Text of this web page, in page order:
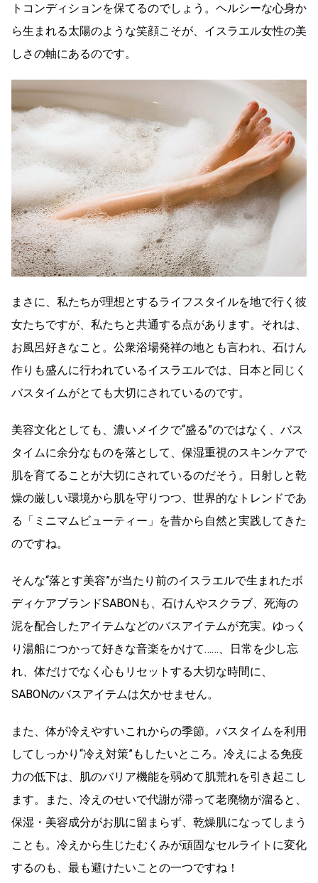
トコンディションを保てるのでしょう。ヘルシーな心身か
ら生まれる太陽のような笑顔こそが、イスラエル女性の美
しさの軸にあるのです。
まさに、私たちが理想とするライフスタイルを地で行く彼
女たちですが、私たちと共通する点があります。それは、
お風呂好きなこと。公衆浴場発祥の地とも言われ、石けん
作りも盛んに行われているイスラエルでは、日本と同じく
バスタイムがとても大切にされているのです。
美容文化としても、濃いメイクで“盛る”のではなく、バス
タイムに余分なものを落として、保湿重視のスキンケアで
肌を育てることが大切にされているのだそう。日射しと乾
燥の厳しい環境から肌を守りつつ、世界的なトレンドであ
る「ミニマムビューティー」を昔から自然と実践してきた
のですね。
そんな“落とす美容”が当たり前のイスラエルで生まれたボ
ディケアブランドSABONも、石けんやスクラブ、死海の
泥を配合したアイテムなどのバスアイテムが充実。ゆっく
り湯船につかって好きな音楽をかけて……、日常を少し忘
れ、体だけでなく心もリセットする大切な時間に、
SABONのバスアイテムは欠かせません。
また、体が冷えやすいこれからの季節。バスタイムを利用
してしっかり“冷え対策”もしたいところ。冷えによる免疫
力の低下は、肌のバリア機能を弱めて肌荒れを引き起こし
ます。また、冷えのせいで代謝が滞って老廃物が溜ると、
保湿・美容成分がお肌に留まらず、乾燥肌になってしまう
ことも。冷えから生じたむくみが頑固なセルライトに変化
するのも、最も避けたいことの一つですね！